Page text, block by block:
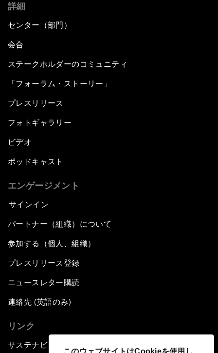
このウェブサイトはCookieを使用し
詳細
センター（部門）
会合
ステークホルダーのコミュニティ
「フォーラム・ストーリー」
プレスリリース
フォトギャラリー
ビデオ
ポッドキャスト
エンゲージメント
サインイン
パートナー（組織）について
参加する（個人、組織）
プレスリリース登録
ニュースレター購読
連絡先 (英語のみ)
リンク
サステナビリティへの取り組み